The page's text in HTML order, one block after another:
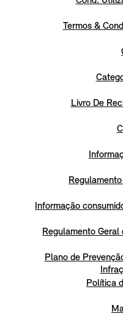
Termos &
Livro De
Informação
Regulamento
Plano de
Política